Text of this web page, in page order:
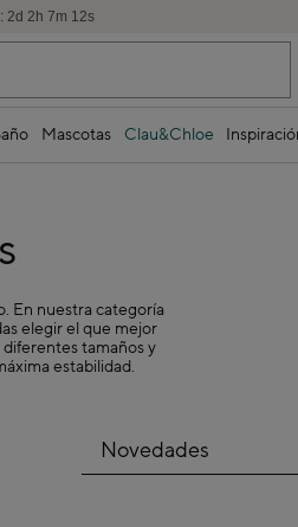
2d 2 h 7m 12s
Mascotas Clau&Chloe
En nuestra categoría
elegir el que mejor
tamaños y
estabilidad.